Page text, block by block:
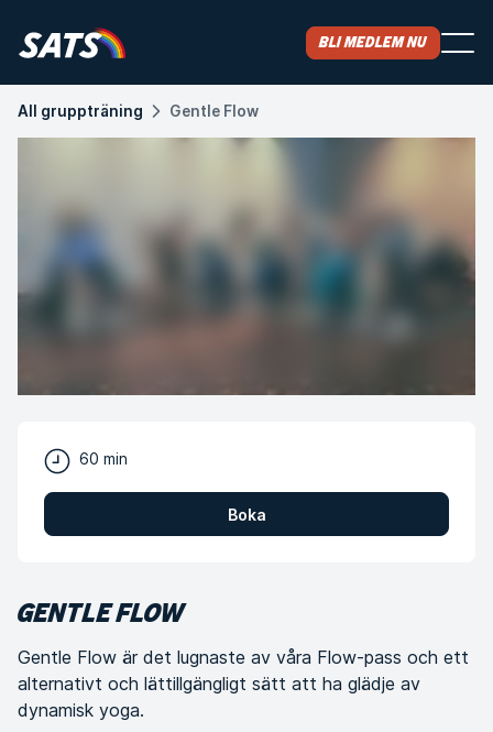
Bli medlem nu
All gruppträning Gentle Flow
60 min
Boka
GENTLE FLOW
Gentle Flow är det lugnaste av våra Flow-pass och ett
alternativt och lättillgängligt sätt att ha glädje av
dynamisk yoga.